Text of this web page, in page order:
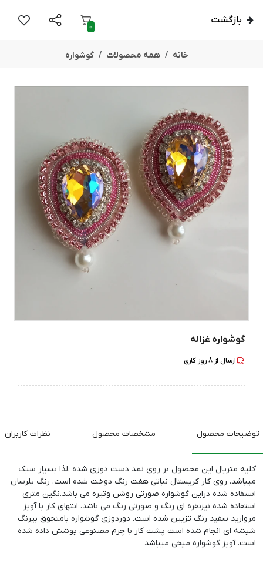
بازگشت
0
خانه همه محصولات گوشواره
گوشواره غزاله
ارسال از 8روز کاری
توضیحات محصول مشخصات محصول نظرات کاربران
کلیه متریال این محصول بر روی نمد دست دوزی شده ،لذا بسیار سبک
میباشد. روی کار کریستال نباتی هفت رنگ دوخت شده است. رنگ بلرسان
استفاده شده دراین گوشواره صورتی روشن وتیره می باشد.نگین متری
استفاده شده نیزنقره ای رنگ و صورتی رنگ می باشد. انتهای کار با آویز
مروارید سفید رنگ تزیین شده است. دوردوزی گوشواره بامنجوق بیرنگ
شیشه ای انجام شده است پشت کار با چرم مصنوعی پوشش داده شده
است. آویز گوشواره میخی میباشد